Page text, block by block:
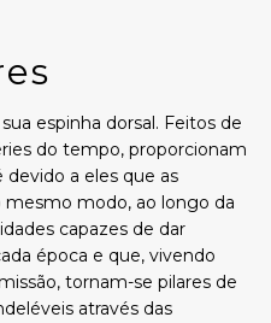
espinha dorsal. Feitos de
do tempo, proporcionam
a eles que as
mesmo modo, ao longo da
capazes de dar
época e que, vivendo
tornam-se pilares de
através das